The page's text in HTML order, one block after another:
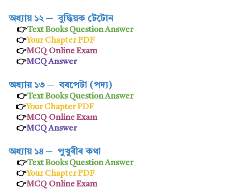
অধ্যায় ১২ ─ বুদ্ধিয়ক টেটোন
👉Text Books Question Answer
👉Your Chapter PDF
👉MCQ Online Exam
👉MCQ Answer
অধ্যায় ১৩ ─ বৰপেটা (পদ্য)
👉Text Books Question Answer
👉Your Chapter PDF
👉MCQ Online Exam
👉MCQ Answer
অধ্যায় ১৪ ─ পুখুৰীৰ কথা
👉Text Books Question Answer
👉Your Chapter PDF
👉MCQ Online Exam